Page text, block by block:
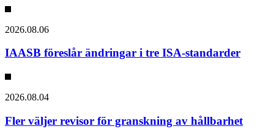
2026.08.06
IAASB föreslår ändringar i tre ISA-standarder
2026.08.04
Fler väljer revisor för granskning av hållbarhet